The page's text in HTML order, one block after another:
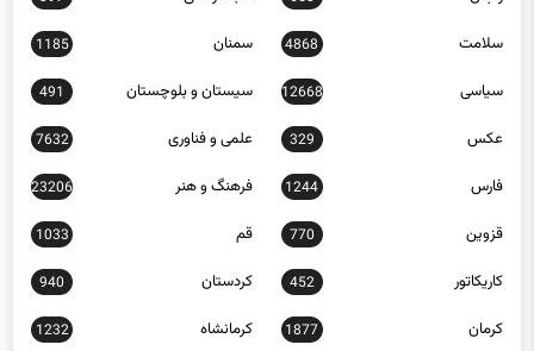
سلامت 4868 سمنان 1185
سیاسی 12668 سیستان و بلوچستان 491
عکس 329 علمی و فناوری 7632
فارس 1244 فرهنگ و هنر 23206
قزوین 770 قم 1033
کاریکاتور 452 کردستان 940
کرمان 1877 کرمانشاه 1232